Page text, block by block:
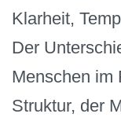
Klarheit,
Der
Menschen im
Struktur, der